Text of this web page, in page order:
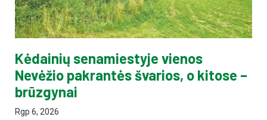
Kėdainių senamiestyje vienos
Nevėžio pakrantės švarios, o kitose –
brūzgynai
Rgp 6, 2026